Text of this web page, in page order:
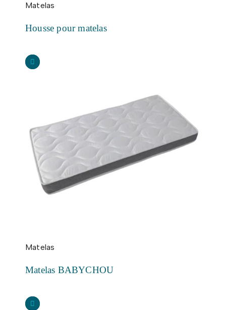
Matelas
Housse pour matelas
Matelas
Matelas BABYCHOU